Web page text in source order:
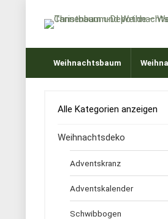
Weihnachtsbaum
Alle Kategorien anzeigen
Weihnachtsdeko
Adventskranz
Adventskalender
Schwibbogen